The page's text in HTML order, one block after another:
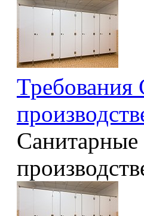
Требования
Санитарные